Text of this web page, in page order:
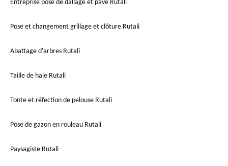
Entreprise pose de dallage et pavé Rutali
Pose et changement grillage et clôture Rutali
Abattage d'arbres Rutali
Taille de haie Rutali
Tonte et réfection de pelouse Rutali
Pose de gazon en rouleau Rutali
Paysagiste Rutali